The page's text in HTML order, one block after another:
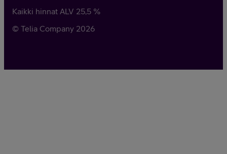
Kaikki hinnat ALV 25,5 %
© Telia Company 2026